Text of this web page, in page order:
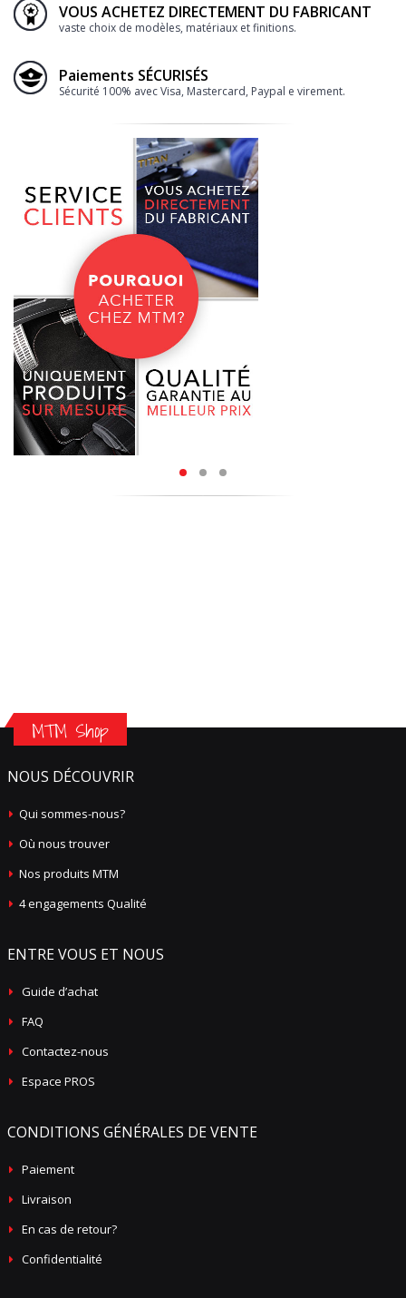
VOUS ACHETEZ DIRECTEMENT DU FABRICANT
vaste choix de modèles, matériaux et finitions.
Paiements SÉCURISÉS
Sécurité 100% avec Visa, Mastercard, Paypal e virement.
MTM Shop
NOUS DÉCOUVRIR
Qui sommes-nous?
Où nous trouver
Nos produits MTM
4 engagements Qualité
ENTRE VOUS ET NOUS
Guide d’achat
FAQ
Contactez-nous
Espace PROS
CONDITIONS GÉNÉRALES DE VENTE
Paiement
Livraison
En cas de retour?
Confidentialité